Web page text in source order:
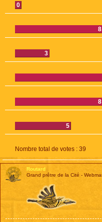
0
8
3
8
5
Nombre total de votes : 39
Routard
Grand prêtre de la Cité -